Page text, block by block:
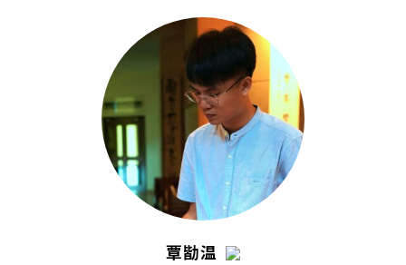
其（2019）、台湾（2023）、尼泊尔
（2024）和约旦（2024）。
覃勓温